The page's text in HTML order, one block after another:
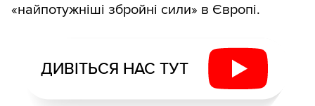
«найпотужніші збройні сили» в Європі.
ДИВІТЬСЯ НАС ТУТ